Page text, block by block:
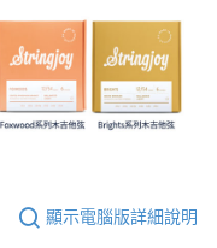
顯示電腦版詳細說明